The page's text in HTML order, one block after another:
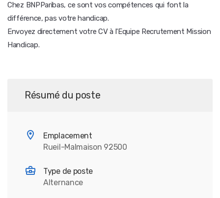
Chez BNPParibas, ce sont vos compétences qui font la
différence, pas votre handicap.
Envoyez directement votre CV à l'Equipe Recrutement Mission
Handicap.
Résumé du poste
Emplacement
Rueil-Malmaison 92500
Type de poste
Alternance